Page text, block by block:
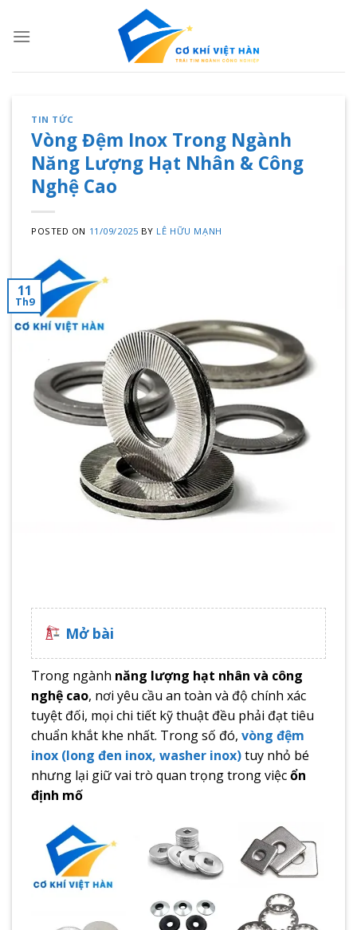
TIN TỨC
Vòng Đệm Inox Trong Ngành
Năng Lượng Hạt Nhân & Công
Nghệ Cao
POSTED ON 11/09/2025 BY LÊ HỮU MẠNH
11
Th9
Mở bài
Trong ngành năng lượng hạt nhân và công
nghệ cao, nơi yêu cầu an toàn và độ chính xác
tuyệt đối, mọi chi tiết kỹ thuật đều phải đạt tiêu
chuẩn khắt khe nhất. Trong số đó, vòng đệm
inox (long đen inox, washer inox)tuy nhỏ bé
nhưng lại giữ vai trò quan trọng trong việcổn
định mố